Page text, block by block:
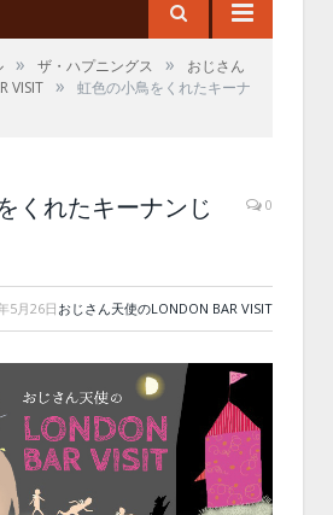
» ザ・ハプニングス »
おじさん
VISIT »
虹色の小鳥をくれたキーナ
くれたキーナンじ
0
5月26日 おじさん天使のLONDON BAR VISIT